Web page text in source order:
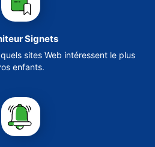
Signets
sites Web intéressent le plus
enfants.